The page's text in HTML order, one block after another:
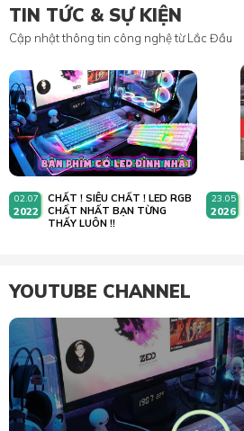
TIN TỨC & SỰ KIỆN
Cập nhật thông tin công nghệ từ Lắc Đầu
02.07
2022
CHẤT ! SIÊU CHẤT ! LED RGB
CHẤT NHẤT BẠN TỪNG
THẤY LUÔN !!
23.05
2026
YOUTUBE CHANNEL